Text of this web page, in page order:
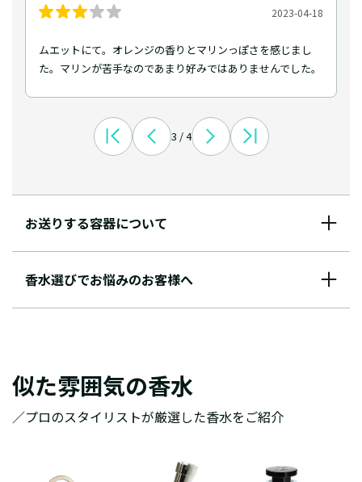
2023-04-18
ムエットにて。オレンジの香りとマリンっぽさを感じまし
た。マリンが苦手なのであまり好みではありませんでした。
3 / 4
お送りする容器について
香水選びでお悩みのお客様へ
似た雰囲気の香水
／プロのスタイリストが厳選した香水をご紹介